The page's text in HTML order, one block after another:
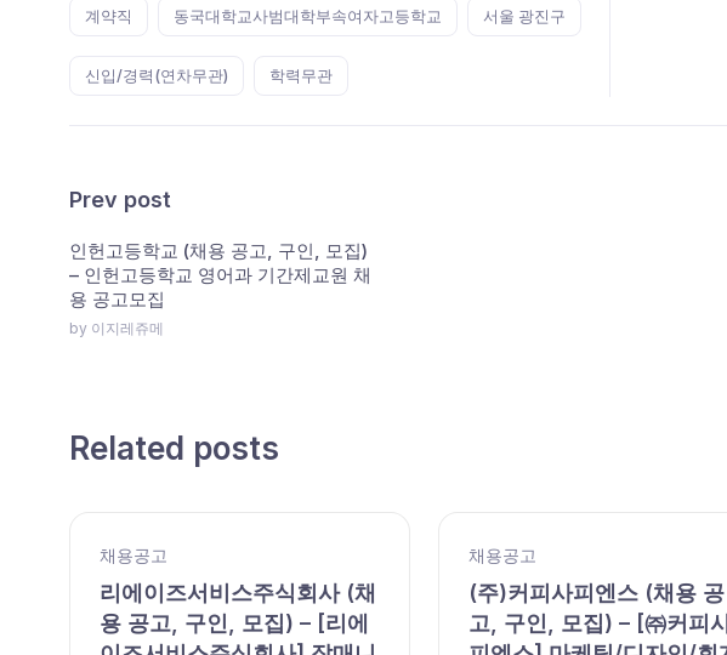
계약직 동국대학교사범대학부속여자고등학교 서울 광진구
신입/경력(연차무관) 학력무관
Prev post
인헌고등학교 (채용 공고, 구인, 모집)
– 인헌고등학교 영어과 기간제교원 채
용 공고모집
by 이지레쥬메
Related posts
채용공고
리에이즈서비스주식회사 (채
용 공고, 구인, 모집) – [리에
채용공고
(주)커피사피엔스 (채용 공
고, 구인, 모집) – [㈜커피